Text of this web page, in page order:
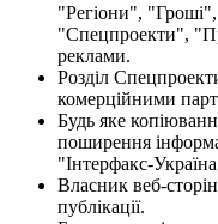
"Регіони",
"Спецпроекти",
реклами.
Розділ
комерційними
Будь яке
поширення
"Інтерфакс-
Власник веб-
публікації.